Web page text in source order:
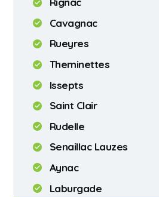
Cavagnac
Rueyres
Theminettes
Issepts
Saint Clair
Rudelle
Senaillac Lauzes
Aynac
Laburgade